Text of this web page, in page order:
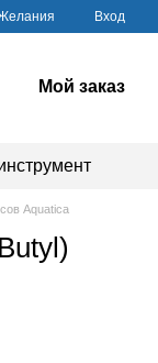
Вход
Мой заказ
Aquatica